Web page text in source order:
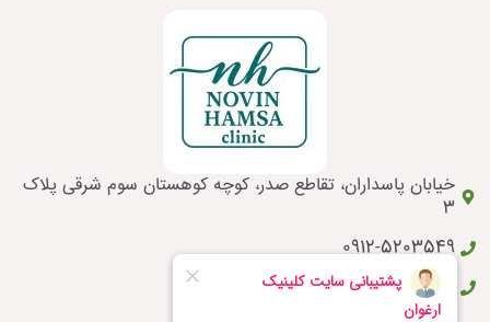
خیابان پاسداران، تقاطع صدر، کوچه کوهستان سوم شرقی پلاک
3
0912-5203549
021-46805338